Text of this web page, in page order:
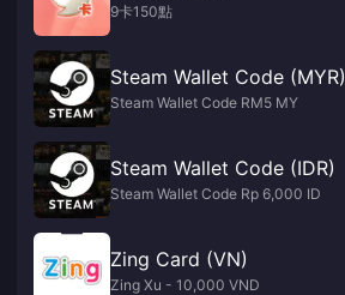
9卡150點
Steam Wallet Code (MYR)
Steam Wallet Code RM5 MY
Steam Wallet Code (IDR)
Steam Wallet Code Rp 6,000 ID
Zing Card (VN)
Zing Xu - 10,000 VND